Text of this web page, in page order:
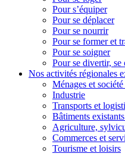
Pour s’équiper
Pour se déplacer
Pour se nourrir
Pour se former et
Pour se soigner
Pour se divertir, se
Nos activités régionales
Ménages et
Industrie
Transports et
Bâtiments
Agriculture,
Commerces et
Tourisme et loisirs